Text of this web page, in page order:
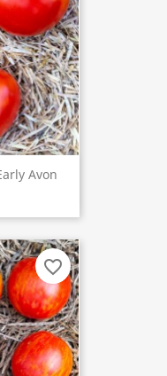
Avon
favorite_border